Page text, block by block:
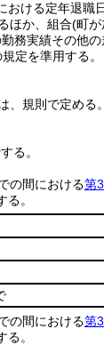
おける定年退職
ほか、組合(町が
務実績その他
定を準用する。
、規則で定める。
る。
の間における第
。
の間における第
。